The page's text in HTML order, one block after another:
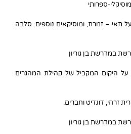
ספרותי
תאי – זמרת, ומוסיקאים נוספים: סלבה
על היקום המקביל של קהילת המהגרים
זרחי, דונדיט וחברים.